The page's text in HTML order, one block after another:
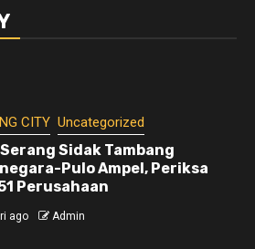
CITY Uncategorized
Serang Sidak Tambang
Pulo Ampel, Periksa
Perusahaan
ago Admin